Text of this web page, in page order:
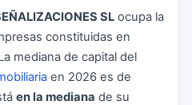
SL ocupa la
constituidas en
mediana de capital del
en 2026 es de
en la mediana de su